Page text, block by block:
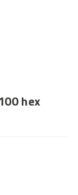
hex